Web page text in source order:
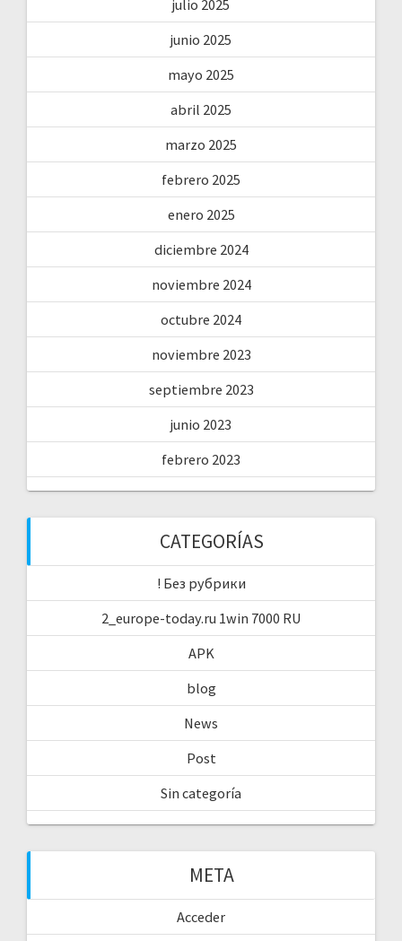
julio 2025
junio 2025
mayo 2025
abril 2025
marzo 2025
febrero 2025
enero 2025
diciembre 2024
noviembre 2024
octubre 2024
noviembre 2023
septiembre 2023
junio 2023
febrero 2023
CATEGORÍAS
! Без рубрики
2_europe-today.ru 1win 7000 RU
APK
blog
News
Post
Sin categoría
META
Acceder